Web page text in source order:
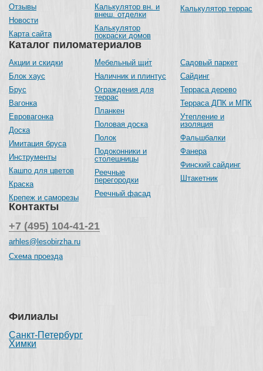
Каталог пиломатериалов
Акции и скидки
Блок хаус
Брус
Вагонка
Евровагонка
Доска
Имитация бруса
Инструменты
Кашпо для цветов
Краска
Крепеж и саморезы
Мебельный щит
Наличник и плинтус
Ограждения для
террас
Планкен
Половая доска
Полок
Подоконники и
столешницы
Реечные
перегородки
Реечный фасад
Садовый паркет
Сайдинг
Терраса дерево
Терраса ДПК и МПК
Утепление и
изоляция
Фальшбалки
Фанера
Финский сайдинг
Штакетник
Отзывы
Новости
Карта сайта
Калькулятор вн. и
внеш. отделки
Калькулятор
покраски домов
Калькулятор террас
Контакты
+7 (495) 104-41-21
arhles@lesobirzha.ru
Схема проезда
Филиалы
Санкт-Петербург
Химки